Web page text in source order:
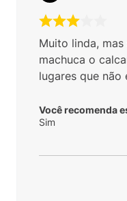
Muito linda,
machuca o
lugares que não
Você recomenda
Sim